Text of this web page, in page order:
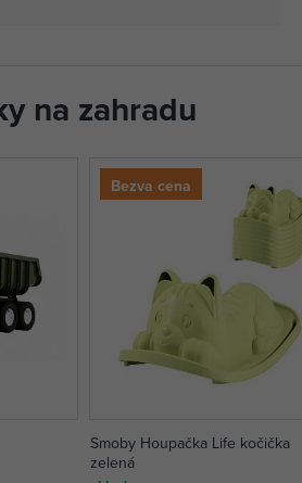
na zahradu
Bezva cena
Smoby Houpačka Life kočička
zelená